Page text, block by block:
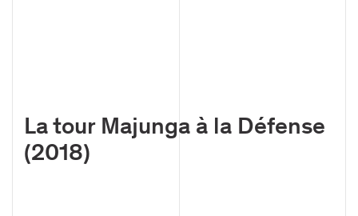
La tour Majunga à la Défense
(2018)